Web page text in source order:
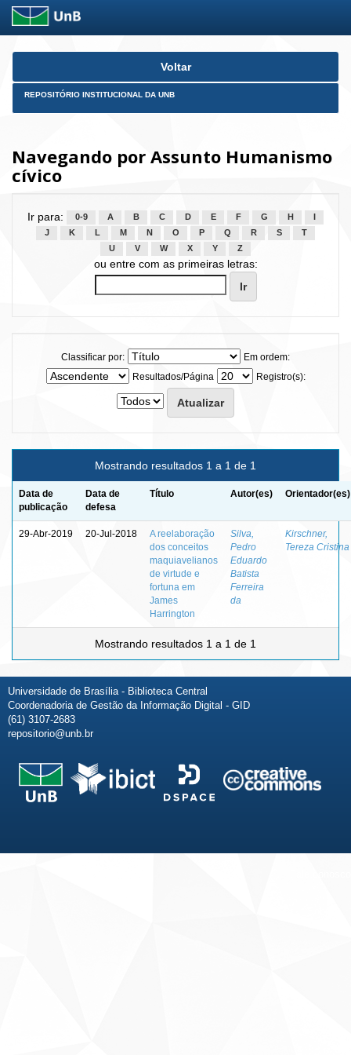
Skip
Voltar
REPOSITÓRIO INSTITUCIONAL DA UNB
Navegando por Assunto Humanismo
cívico
Ir para: 0-9 A B C D E F G H
J
K L M N O P Q R S
T
U
V W X Y Z
ou entre com as primeiras letras:
Classificar por:
Em ordem:
Resultados/Página
Registro(s):
Mostrando resultados 1 a 1 de 1
Data de
publicação
Data de
defesa
Título Autor(es) Orientador(es)
29-Abr-2019 20-Jul-2018
A reelaboração
dos conceitos
maquiavelianos
de virtude e
fortuna em
James
Harrington
Silva,
Pedro
Eduardo
Batista
Ferreira
da
Kirschner,
Tereza Cristina
Mostrando resultados 1 a 1 de 1
Universidade de Brasília - Biblioteca Central
Coordenadoria de Gestão da Informação Digital - GID
(61) 3107-2683
repositorio@unb.br